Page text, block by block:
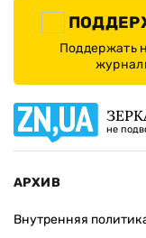
Поддержать
не
АРХИВ
Внутренняя